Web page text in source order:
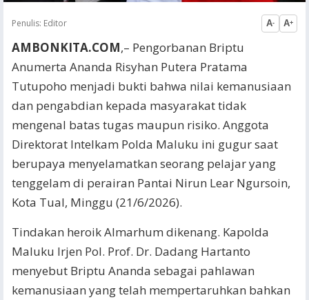
Penulis: Editor A- A+
AMBONKITA.COM,– Pengorbanan Briptu
Anumerta Ananda Risyhan Putera Pratama
Tutupoho menjadi bukti bahwa nilai kemanusiaan
dan pengabdian kepada masyarakat tidak
mengenal batas tugas maupun risiko. Anggota
Direktorat Intelkam Polda Maluku ini gugur saat
berupaya menyelamatkan seorang pelajar yang
tenggelam di perairan Pantai Nirun Lear Ngursoin,
Kota Tual, Minggu (21/6/2026).
Tindakan heroik Almarhum dikenang. Kapolda
Maluku Irjen Pol. Prof. Dr. Dadang Hartanto
menyebut Briptu Ananda sebagai pahlawan
kemanusiaan yang telah mempertaruhkan bahkan